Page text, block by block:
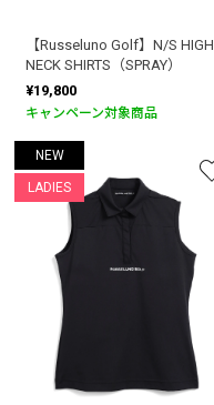
【Russeluno Golf】N/S HIGH
NECK SHIRTS（SPRAY）
¥19,800
キャンペーン対象商品
NEW
LADIES